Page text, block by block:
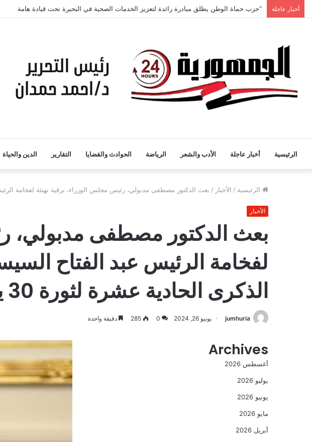
أخبار عاجلة “حزب حماة الوطن يطلق مبادرة رائدة لتعزيز الخدمات الصحية في البحيرة تحت قيادة هامة
الرئيسية أخبار عاجلة الأدب والشعر الرياضة الحوادث والقضايا التقارير الدين والحياة
الرئيسية / الأخبار / بعث الدكتور مصطفى مدبولي، رئيس مجلس الوزراء، برقية تهنئة لفخامة الرئيس عبد
الأخبار
بعث الدكتور مصطفى مدبولي،
لفخامة الرئيس عبد الفتاح
الذكرى الحادية عشرة لثورة 30 يونيو المجيدة.
jumhuria يونيو 26, 2024 0
285 دقيقة واحدة
Archives
أغسطس 2026
يوليو 2026
يونيو 2026
مايو 2026
أبريل 2026